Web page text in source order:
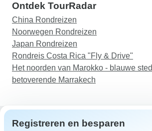
Ontdek TourRadar
China Rondreizen
Noorwegen Rondreizen
Japan Rondreizen
Rondreis Costa Rica "Fly & Drive"
Het noorden van Marokko - blauwe
betoverende Marrakech
Registreren en besparen